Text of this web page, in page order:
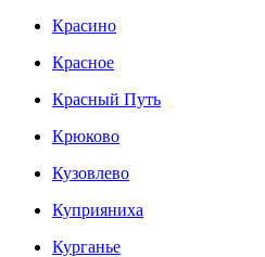
Красино
Красное
Красный Путь
Крюково
Кузовлево
Куприяниха
Курганье